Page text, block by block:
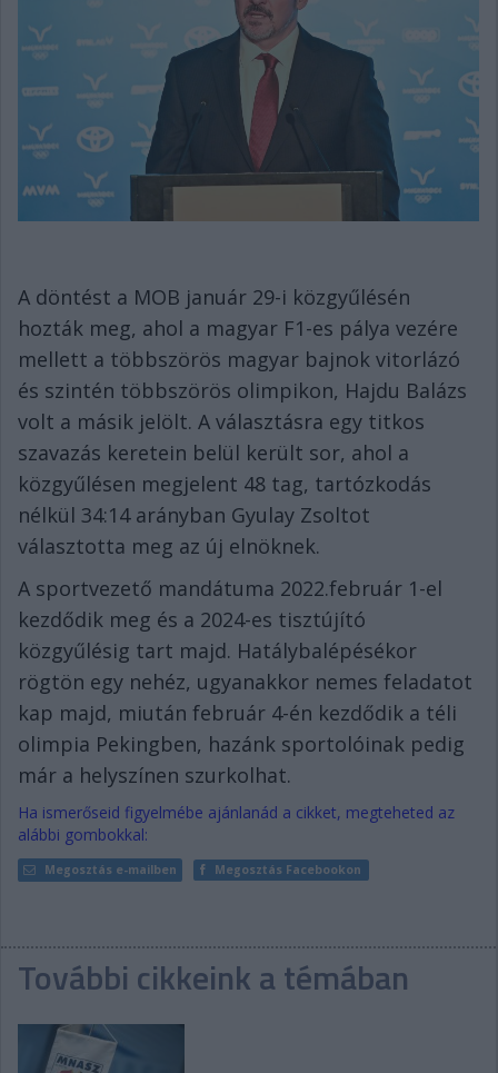
A döntést a MOB január 29-i közgyűlésén
hozták meg, ahol a magyar F1-es pálya vezére
mellett a többszörös magyar bajnok vitorlázó
és szintén többszörös olimpikon, Hajdu Balázs
volt a másik jelölt. A választásra egy titkos
szavazás keretein belül került sor, ahol a
közgyűlésen megjelent 48 tag, tartózkodás
nélkül 34:14 arányban Gyulay Zsoltot
választotta meg az új elnöknek.
A sportvezető mandátuma 2022.február 1-el
kezdődik meg és a 2024-es tisztújító
közgyűlésig tart majd. Hatálybalépésékor
rögtön egy nehéz, ugyanakkor nemes feladatot
kap majd, miután február 4-én kezdődik a téli
olimpia Pekingben, hazánk sportolóinak pedig
már a helyszínen szurkolhat.
Ha ismerőseid figyelmébe ajánlanád a cikket, megteheted az
alábbi gombokkal:
Megosztás e-mailben Megosztás Facebookon
További cikkeink a témában